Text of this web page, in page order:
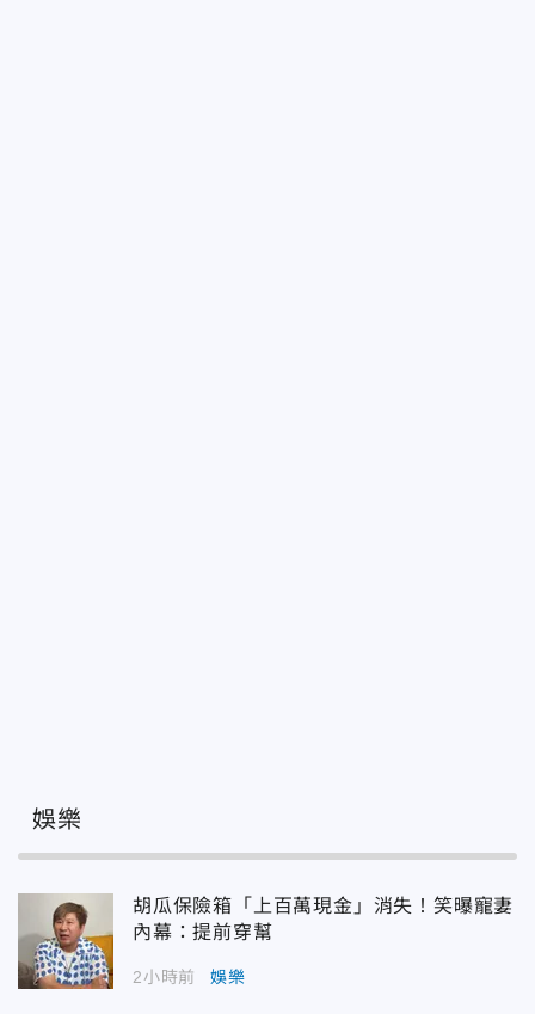
娛樂
胡瓜保險箱「上百萬現金」消失！笑曝寵妻
內幕：提前穿幫
2小時前 娛樂